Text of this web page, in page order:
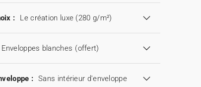
: Le création luxe (280 g/m²)
Enveloppes blanches (offert)
: Sans intérieur d'enveloppe